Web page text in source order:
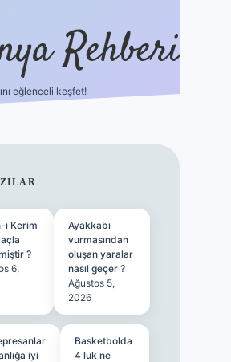
Rehberi
eğlenceli keşfet!
ı Kerim
?
6,
Ayakkabı
vurmasından
oluşan yaralar
nasıl geçer ?
Ağustos 5,
2026
iyi
Basketbolda
4 luk ne
tulipbet